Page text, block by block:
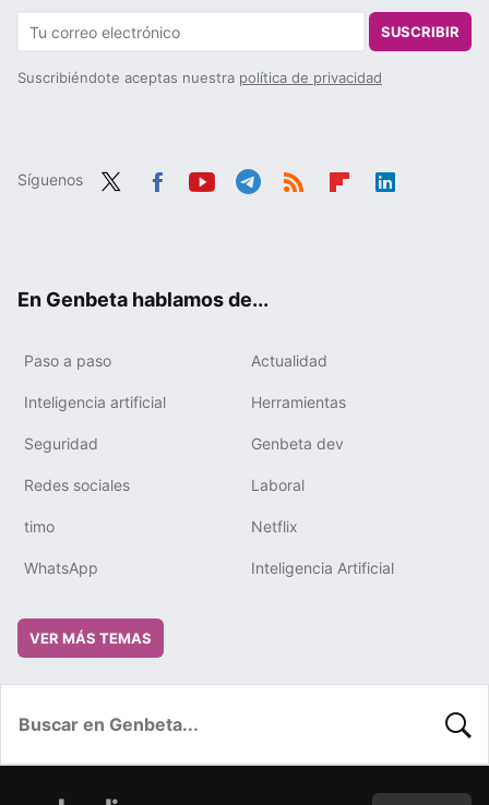
SUSCRIBIR
Suscribiéndote aceptas nuestra política de privacidad
Síguenos
En Genbeta hablamos de...
Paso a paso Actualidad
Inteligencia artificial Herramientas
Seguridad Genbeta dev
Redes sociales Laboral
timo Netflix
WhatsApp Inteligencia Artificial
VER MÁS TEMAS